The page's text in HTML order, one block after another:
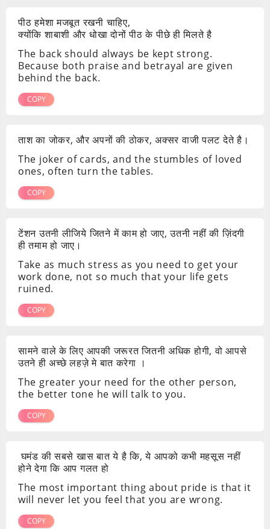
पीठ हमेशा मजबूत रखनी चाहिए,
क्योंकि शाबाशी और धोखा दोनों पीठ के पीछे ही मिलते है
The back should always be kept strong.
Because both praise and betrayal are given
behind the back.
COPY
ताश का जोकर, और अपनों की ठोकर, अक्सर वाजी पलट देते है।
The joker of cards, and the stumbles of loved
ones, often turn the tables.
COPY
टेंशन उतनी लीजिये जितने में काम हो जाए, उतनी नहीं की ज़िंदगी
ही तमाम हो जाए।
Take as much stress as you need to get your
work done, not so much that your life gets
ruined.
COPY
सामने वाले के लिए आपकी जरूरत जितनी अधिक होगी, वो आपसे
उतने ही अच्छे लहज़े मे बात करेगा ।
The greater your need for the other person,
the better tone he will talk to you.
COPY
घमंड की सबसे खास बात ये है कि, ये आपको कभी महसूस नहीं
होने देगा कि आप गलत हो
The most important thing about pride is that it
will never let you feel that you are wrong.
COPY